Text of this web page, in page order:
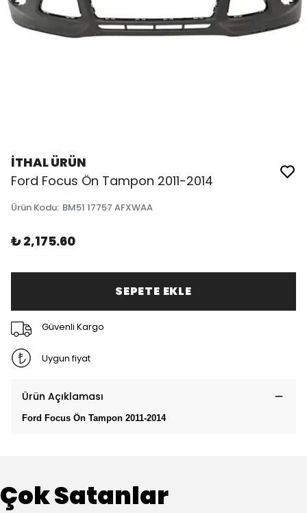
İTHAL ÜRÜN
Ford Focus Ön Tampon 2011-2014
Ürün Kodu: BM51 17757 AFXWAA
₺ 2,175.60
SEPETE EKLE
Güvenli Kargo
Uygun fiyat
Ürün Açıklaması
Ford Focus Ön Tampon 2011-2014
Çok Satanlar